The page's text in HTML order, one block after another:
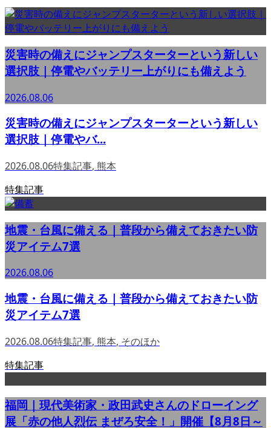
災害時の備えにジャンプスターターという新しい
選択肢｜停電やバッテリー上がりにも備えよう
2026.08.06
災害時の備えにジャンプスターターという新しい
選択肢｜停電やバ...
2026.08.06特集記事, 熊本
特集記事
地震・台風に備える｜普段から備えておきたい防
災アイテム7選
2026.08.06
地震・台風に備える｜普段から備えておきたい防
災アイテム7選
2026.08.06特集記事, 熊本, そのほか
特集記事
福岡｜現代美術家・政田武史さんのドローイング
展「赤の他人烈伝 まぜろ安全！」開催【8月8日～